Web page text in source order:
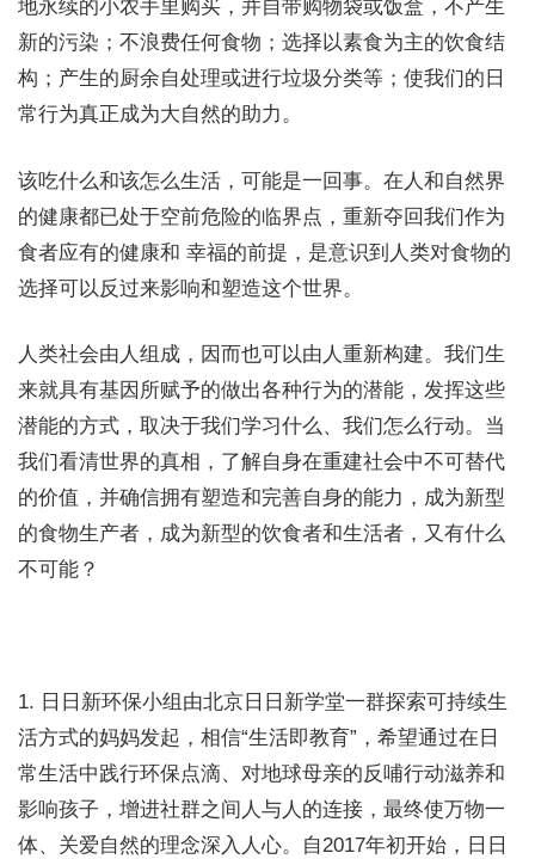
地永续的小农手里购买，并自带购物袋或饭盒，不产生
新的污染；不浪费任何食物；选择以素食为主的饮食结
构；产生的厨余自处理或进行垃圾分类等；使我们的日
常行为真正成为大自然的助力。
该吃什么和该怎么生活，可能是一回事。在人和自然界
的健康都已处于空前危险的临界点，重新夺回我们作为
食者应有的健康和 幸福的前提，是意识到人类对食物的
选择可以反过来影响和塑造这个世界。
人类社会由人组成，因而也可以由人重新构建。我们生
来就具有基因所赋予的做出各种行为的潜能，发挥这些
潜能的方式，取决于我们学习什么、我们怎么行动。当
我们看清世界的真相，了解自身在重建社会中不可替代
的价值，并确信拥有塑造和完善自身的能力，成为新型
的食物生产者，成为新型的饮食者和生活者，又有什么
不可能？
1. 日日新环保小组由北京日日新学堂一群探索可持续生
活方式的妈妈发起，相信“生活即教育”，希望通过在日
常生活中践行环保点滴、对地球母亲的反哺行动滋养和
影响孩子，增进社群之间人与人的连接，最终使万物一
体、关爱自然的理念深入人心。自2017年初开始，日日